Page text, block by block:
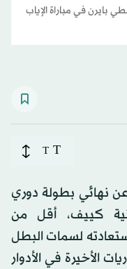
بايرن في مباراة الإياب
T
T
نهائي بطولة دوري
كييف، أقل من
لسمات البطل
الأخيرة في الأدوار